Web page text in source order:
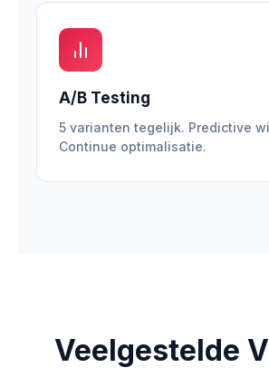
A/B Testing
5 varianten tegelijk. Predictive
Continue optimalisatie.
Veelgestelde